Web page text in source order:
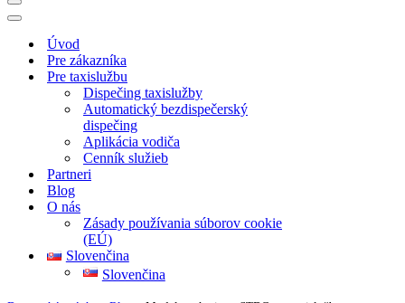
Menu
navigácie
Menu
navigácieÚvod
Pre zákazníka
Pre taxislužbu
Dispečing taxislužby
Automatický bezdispečerský
dispečing
Aplikácia vodiča
Cenník služieb
Partneri
Blog
O nás
Zásady používania súborov cookie
(EÚ)
Slovenčina
Slovenčina